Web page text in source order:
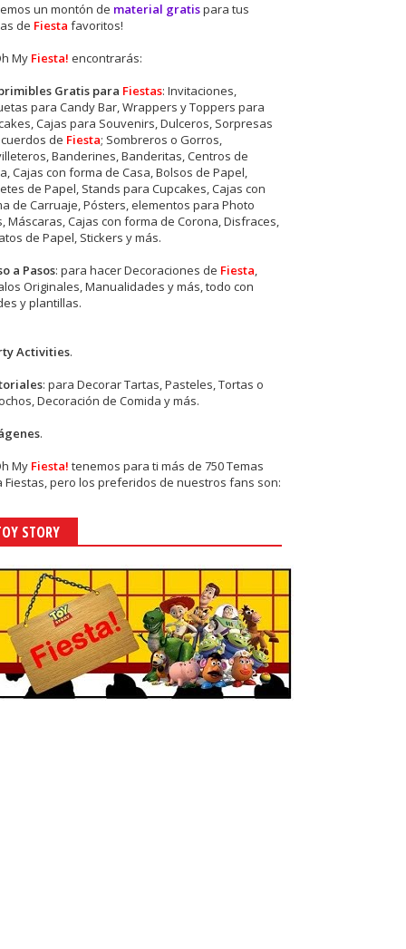
un montón de material gratispara tus
de Fiestafavoritos!
My Fiesta!encontrarás:
Gratis para Fiestas: Invitaciones,
para Candy Bar, Wrappers y Toppers para
Cajas para Souvenirs, Dulceros, Sorpresas
de Fiesta; Sombreros o Gorros,
Banderines, Banderitas, Centros de
Cajas con forma de Casa, Bolsos de Papel,
de Papel, Stands para Cupcakes, Cajas con
de Carruaje, Pósters, elementos para Photo
Máscaras, Cajas con forma de Corona, Disfraces,
de Papel, Stickers y más.
a Pasos: para hacer Decoraciones de Fiesta,
Originales, Manualidades y más, todo con
y plantillas.
Activities.
: para Decorar Tartas, Pasteles, Tortas o
Decoración de Comida y más.
.
My Fiesta! tenemos para ti más de 750 Temas
Fiestas, pero los preferidos de nuestros fans son:
STORY